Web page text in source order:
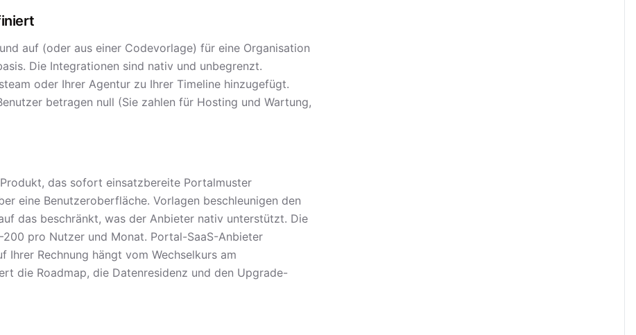
auf (oder aus einer Codevorlage) für eine Organisation
Die Integrationen sind nativ und unbegrenzt.
oder Ihrer Agentur zu Ihrer Timeline hinzugefügt.
betragen null (Sie zahlen für Hosting und Wartung,
das sofort einsatzbereite Portalmuster
eine Benutzeroberfläche. Vorlagen beschleunigen den
das beschränkt, was der Anbieter nativ unterstützt. Die
pro Nutzer und Monat. Portal-SaaS-Anbieter
Rechnung hängt vom Wechselkurs am
die Roadmap, die Datenresidenz und den Upgrade-